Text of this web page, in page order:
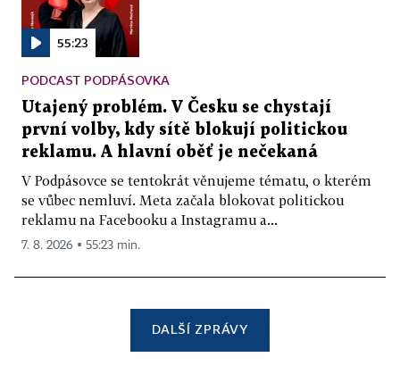
55:23
PODCAST PODPÁSOVKA
Utajený problém. V Česku se chystají
první volby, kdy sítě blokují politickou
reklamu. A hlavní oběť je nečekaná
V Podpásovce se tentokrát věnujeme tématu, o kterém
se vůbec nemluví. Meta začala blokovat politickou
reklamu na Facebooku a Instagramu a...
7. 8. 2026 ▪ 55:23 min.
DALŠÍ ZPRÁVY